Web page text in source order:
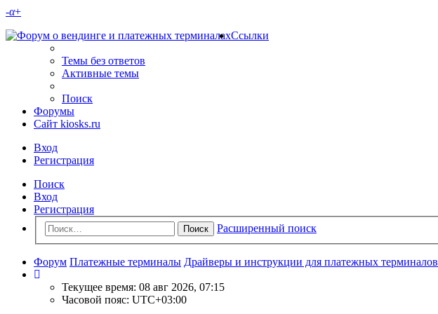
-α+
Ссылки
Темы без ответов
Активные темы
Поиск
Форумы
Сайт kiosks.ru
Вход
Регистрация
Поиск
Вход
Регистрация
Поиск Расширенный поиск
Форум Платежные терминалы Драйверы и инструкции для платежных терминалов
Текущее время: 08 авг 2026, 07:15
Часовой пояс: UTC+03:00